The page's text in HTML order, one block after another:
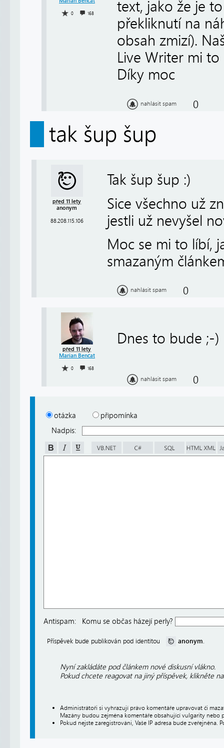
0 168
text, jako že je
překliknutí na
obsah zmizí).
Live Writer mi
Díky moc
nahlásit spam 0
tak šup šup
před 11 lety
anonym
88.208.115.106
Tak šup šup :)
Sice všechno už
jestli už nevyšel
Moc se mi to líbí,
smazaným
nahlásit spam 0
před 11 lety
Marian Benčat
0 168
Dnes to bude ;-)
nahlásit spam 0
otázka
připomínka
Nadpis:
Antispam: Komu se občas házejí perly?
Příspěvek bude publikován pod identitou anonym.
Nyní zakládáte pod článkem nové diskusní vlákno.
Pokud chcete reagovat na jiný příspěvek, klikněte
Administrátoři si vyhrazují právo komentáře upravovat či
Mazány budou zejména komentáře obsahující vulgarity nebo
Pokud nejste zaregistrováni, Vaše IP adresa bude